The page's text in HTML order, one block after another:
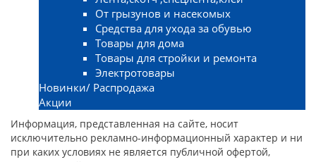
От грызунов и насекомых
Средства для ухода за обувью
Товары для дома
Товары для стройки и ремонта
Электротовары
Новинки/ Распродажа
Акции
Информация, представленная на сайте, носит
исключительно рекламно-информационный характер и ни
при каких условиях не является публичной офертой,